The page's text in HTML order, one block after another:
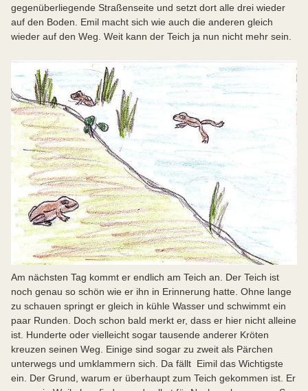
gegenüberliegende Straßenseite und setzt dort alle drei wieder
auf den Boden. Emil macht sich wie auch die anderen gleich
wieder auf den Weg. Weit kann der Teich ja nun nicht mehr sein.
Am nächsten Tag kommt er endlich am Teich an. Der Teich ist
noch genau so schön wie er ihn in Erinnerung hatte. Ohne lange
zu schauen springt er gleich in kühle Wasser und schwimmt ein
paar Runden. Doch schon bald merkt er, dass er hier nicht alleine
ist. Hunderte oder vielleicht sogar tausende anderer Kröten
kreuzen seinen Weg. Einige sind sogar zu zweit als Pärchen
unterwegs und umklammern sich. Da fällt Eimil das Wichtigste
ein. Der Grund, warum er überhaupt zum Teich gekommen ist. Er